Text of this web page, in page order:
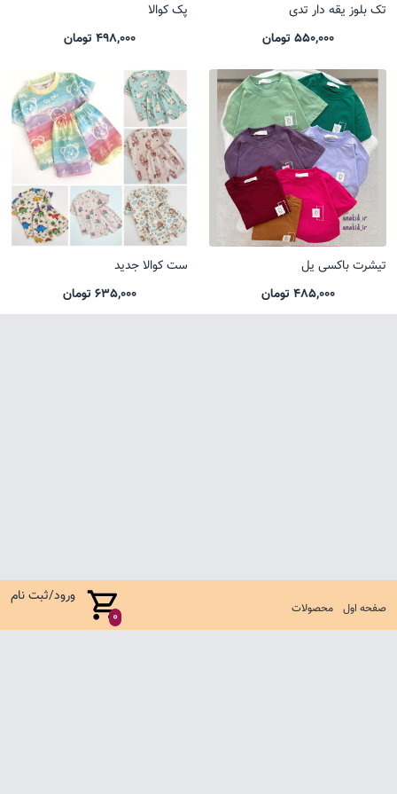
صفحه اول محصولات 0
ورود/ثبت نام
تک بلوز یقه دار تدی
550,000 تومان
پک کوالا
498,000 تومان
تیشرت باکسی یل
485,000 تومان
ست کوالا جدید
635,000 تومان